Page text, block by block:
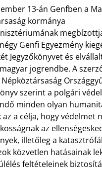
13-án Genfben a
kormánya
Genfi Egyezmény
Jegyzőkönyvet és
jogrendbe. A
szerint a polgári
minden olyan
az a célja, hogy védelmet
az
illetőleg a
közvetlen hatásainak
feltételeinek